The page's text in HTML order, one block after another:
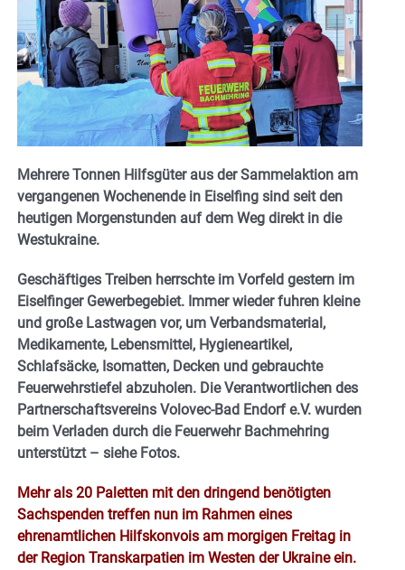
Mehrere Tonnen Hilfsgüter aus der Sammelaktion am
vergangenen Wochenende in Eiselfing sind seit den
heutigen Morgenstunden auf dem Weg direkt in die
Westukraine.
Geschäftiges Treiben herrschte im Vorfeld gestern im
Eiselfinger Gewerbegebiet. Immer wieder fuhren kleine
und große Lastwagen vor, um Verbandsmaterial,
Medikamente, Lebensmittel, Hygieneartikel,
Schlafsäcke, Isomatten, Decken und gebrauchte
Feuerwehrstiefel abzuholen. Die Verantwortlichen des
Partnerschaftsvereins Volovec-Bad Endorf e.V. wurden
beim Verladen durch die Feuerwehr Bachmehring
unterstützt – siehe Fotos.
Mehr als 20 Paletten mit den dringend benötigten
Sachspenden treffen nun im Rahmen eines
ehrenamtlichen Hilfskonvois am morgigen Freitag in
der Region Transkarpatien im Westen der Ukraine ein.